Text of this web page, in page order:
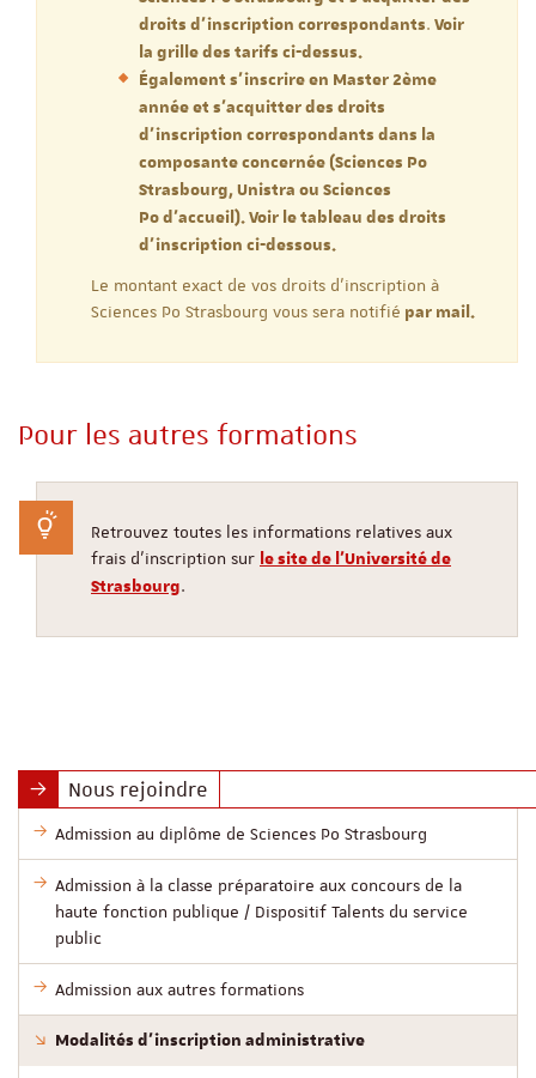
droits d'inscription correspondants. Voir
la grille des tarifs ci-dessus.
Également s'inscrire en Master 2ème
année et s'acquitter des droits
d'inscription correspondants dans la
composante concernée (Sciences Po
Strasbourg, Unistra ou Sciences
Po d'accueil). Voir le tableau des droits
d'inscription ci-dessous.
Le montant exact de vos droits d'inscription à
Sciences Po Strasbourg vous sera notifié par mail.
Pour les autres formations
Retrouvez toutes les informations relatives aux
frais d'inscription sur le site de l'Université de
Strasbourg.
Nous rejoindre
Admission au diplôme de Sciences Po Strasbourg
Admission à la classe préparatoire aux concours de la
haute fonction publique / Dispositif Talents du service
public
Admission aux autres formations
Modalités d’inscription administrative